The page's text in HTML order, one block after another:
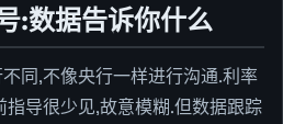
:数据告诉你什么
同,不像央行一样进行沟通.利率
导很少见,故意模糊.但数据跟踪